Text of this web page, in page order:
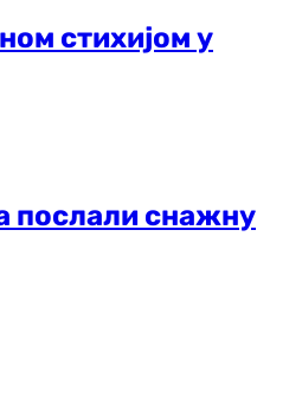
стихијом у
послали снажну